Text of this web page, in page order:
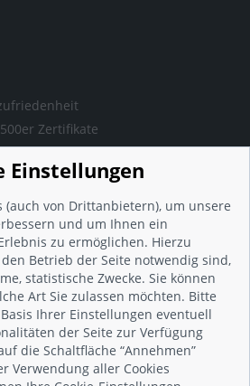
Zertifikate
(FAQ)
Einstellungen
(auch von Drittanbietern), um unsere
und um Ihnen ein
zu ermöglichen. Hierzu
Betrieb der Seite notwendig sind,
statistische Zwecke. Sie können
Art Sie zulassen möchten. Bitte
Ihrer Einstellungen eventuell
der Seite zur Verfügung
die Schaltfläche “Annehmen”
Verwendung aller Cookies